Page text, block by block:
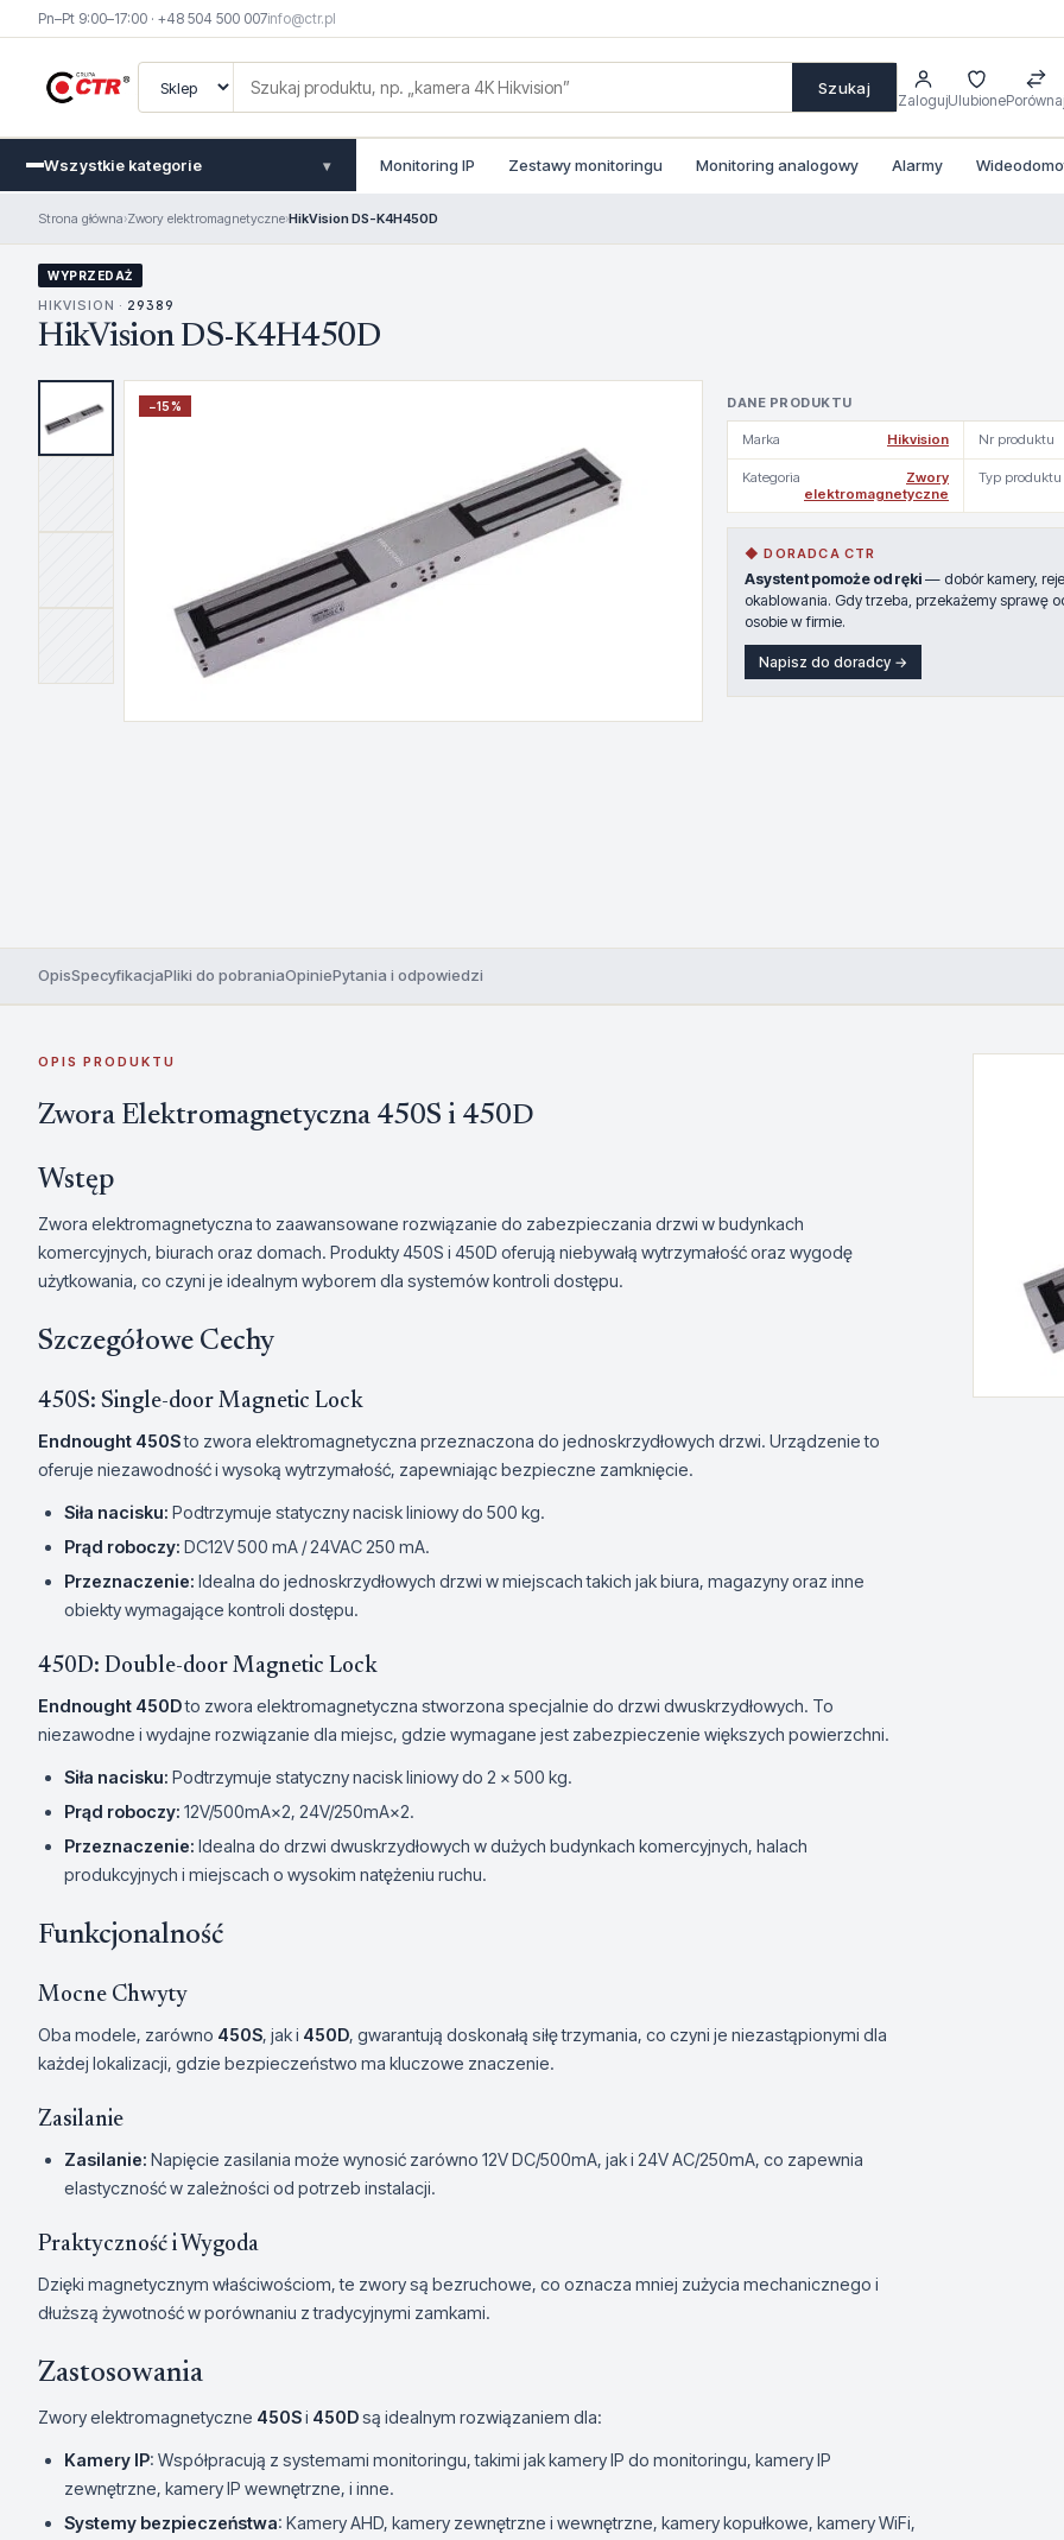
Pn–Pt 9:00–17:00 · +48 504 500 007info@ctr.pl
Szukaj
ZalogujUlubionePorównaj
Wszystkie kategorie ▾ Monitoring IP Zestawy monitoringu Monitoring analogowy Alarmy
Strona główna›Zwory elektromagnetyczne›HikVision DS-K4H450D
WYPRZEDAŻ
HIKVISION · 29389
HikVision DS-K4H450D
−15% DANE PRODUKTU
Marka Hikvision Nr produktu
Kategoria
Zwory
elektromagnetyczne
Typ produktu
◆ DORADCA CTR
Asystent pomoże od ręki — dobór kamery,
okablowania. Gdy trzeba, przekażemy sprawę
osobie w firmie.
Napisz do doradcy →
OpisSpecyfikacjaPliki do pobraniaOpiniePytania i odpowiedzi
OPIS PRODUKTU
Zwora Elektromagnetyczna 450S i 450D
Wstęp
Zwora elektromagnetyczna to zaawansowane rozwiązanie do zabezpieczania drzwi w budynkach
komercyjnych, biurach oraz domach. Produkty 450S i 450D oferują niebywałą wytrzymałość oraz wygodę
użytkowania, co czyni je idealnym wyborem dla systemów kontroli dostępu.
Szczegółowe Cechy
450S: Single-door Magnetic Lock
Endnought 450Sto zwora elektromagnetyczna przeznaczona do jednoskrzydłowych drzwi. Urządzenie to
oferuje niezawodność i wysoką wytrzymałość, zapewniając bezpieczne zamknięcie.
Siła nacisku: Podtrzymuje statyczny nacisk liniowy do 500 kg.
Prąd roboczy: DC12V 500 mA / 24VAC 250 mA.
Przeznaczenie: Idealna do jednoskrzydłowych drzwi w miejscach takich jak biura, magazyny oraz inne
obiekty wymagające kontroli dostępu.
450D: Double-door Magnetic Lock
Endnought 450Dto zwora elektromagnetyczna stworzona specjalnie do drzwi dwuskrzydłowych. To
niezawodne i wydajne rozwiązanie dla miejsc, gdzie wymagane jest zabezpieczenie większych powierzchni.
Siła nacisku: Podtrzymuje statyczny nacisk liniowy do 2 x 500 kg.
Prąd roboczy: 12V/500mA×2, 24V/250mA×2.
Przeznaczenie: Idealna do drzwi dwuskrzydłowych w dużych budynkach komercyjnych, halach
produkcyjnych i miejscach o wysokim natężeniu ruchu.
Funkcjonalność
Mocne Chwyty
Oba modele, zarówno 450S, jak i 450D, gwarantują doskonałą siłę trzymania, co czyni je niezastąpionymi dla
każdej lokalizacji, gdzie bezpieczeństwo ma kluczowe znaczenie.
Zasilanie
Zasilanie: Napięcie zasilania może wynosić zarówno 12V DC/500mA, jak i 24V AC/250mA, co zapewnia
elastyczność w zależności od potrzeb instalacji.
Praktyczność i Wygoda
Dzięki magnetycznym właściwościom, te zwory są bezruchowe, co oznacza mniej zużycia mechanicznego i
dłuższą żywotność w porównaniu z tradycyjnymi zamkami.
Zastosowania
Zwory elektromagnetyczne 450Si 450Dsą idealnym rozwiązaniem dla:
Kamery IP: Współpracują z systemami monitoringu, takimi jak kamery IP do monitoringu, kamery IP
zewnętrzne, kamery IP wewnętrzne, i inne.
Systemy bezpieczeństwa: Kamery AHD, kamery zewnętrzne i wewnętrzne, kamery kopułkowe, kamery WiFi,